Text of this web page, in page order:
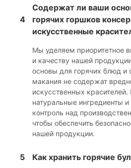
4
Содержат ли ваши
горячих горшков
искусственные
Мы уделяем приоритетное
и качеству нашей
основы для горячих блюд и
макания не содержат
искусственных
натуральные ингредиенты
контроль над
чтобы обеспечить
нашей продукции.
5 Как хранить горячие